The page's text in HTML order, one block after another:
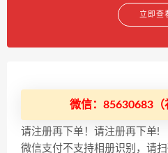
立即查
微信：85630683（
请注册再下单！请注册再下单!
微信支付不支持相册识别，请扫